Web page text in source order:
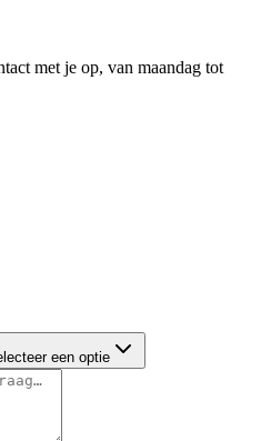
met je op, van maandag tot
een optie